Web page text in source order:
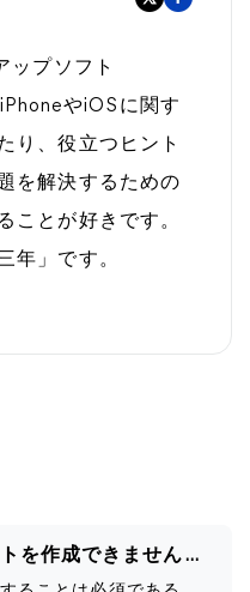
ップソフト
やiOSに関す
り、役立つヒント
を解決するための
ことが好きです。
年」です。
Apple IDは「現在アカウントを作成できません」と表示される